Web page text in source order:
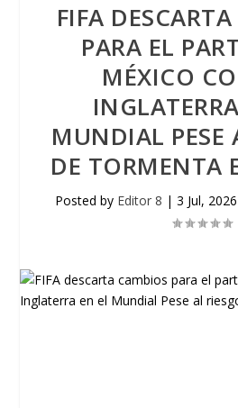
FIFA
PARA EL
MÉXICO
MUNDIAL PESE
DE TORMENTA
Posted by Editor 8 | 3 Jul, 2026